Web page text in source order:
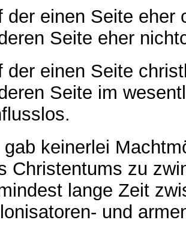
der einen Seite eher
Seite eher
der einen Seite
Seite im
gab keinerlei
Christentums zu
lange Zeit
und